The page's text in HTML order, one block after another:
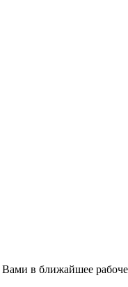
в ближайшее